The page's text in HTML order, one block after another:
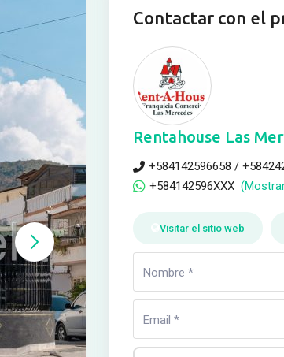
Contactar con el
Rentahouse Las
+584142596658 /
+584142596XXX
Visitar el sitio web